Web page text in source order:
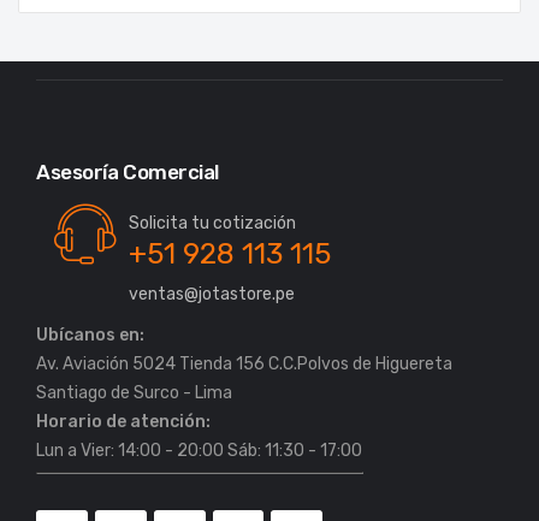
para tu Setup
06/01/2026
Asesoría Comercial
Solicita tu cotización
+51 928 113 115
ventas@jotastore.pe
Ubícanos en:
Av. Aviación 5024 Tienda 156 C.C.Polvos de Higuereta
Horario de atención:
Lun a Vier: 14:00 - 20:00 Sáb: 11:30 - 17:00